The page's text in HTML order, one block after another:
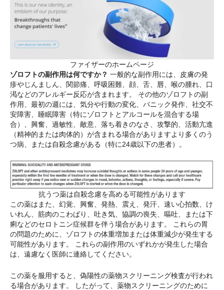
ファイザーのホームページ
ゾロフトの副作用は何ですか？ 一般的な副作用には、皮膚の発
疹やじんましん、関節痛、呼吸困難、顔、舌、唇、喉の腫れ、口
渇などのアレルギー反応が含まれます。 その他のゾロフトの副
作用、最初の週には、気分や行動の変化、パニック発作、社交不
安障害、睡眠障害（特にゾロフトとアルコールを混合する場
合）、興奮、過敏性、敵意、落ち着きのなさ、攻撃的、活動亢進
（精神的または肉体的）が含まれる場合がありますより多くのう
つ病、または自殺念慮がある（特に24歳以下の患者）。
抗うつ薬は自殺念慮を高める可能性があります
この薬はまた、幻覚、興奮、発熱、震え、発汗、速い心拍数、け
いれん、筋肉のこわばり、吐き気、協調の喪失、嘔吐、または下
痢などのセロトニン症候群を伴う場合があります。 これらの胃
の問題のために、ゾロフトの体重増加または体重減少が発生する
可能性があります。 これらの副作用のいずれかが発生した場合
は、遠慮なく医師に連絡してください。
この薬を服用すると、偽陽性の薬物スクリーニング検査が行われ
る場合があります。 したがって、薬物スクリーニングのために